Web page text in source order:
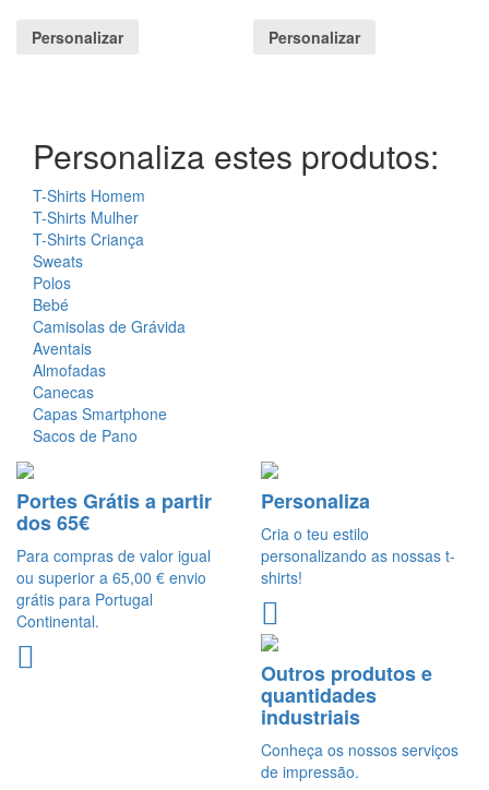
Personalizar Personalizar
Personaliza estes produtos:
T-Shirts Homem
T-Shirts Mulher
T-Shirts Criança
Sweats
Polos
Bebé
Camisolas de Grávida
Aventais
Almofadas
Canecas
Capas Smartphone
Sacos de Pano
Portes Grátis a partir
dos 65€
Para compras de valor igual
ou superior a 65,00 € envio
grátis para Portugal
Continental.
Personaliza
Cria o teu estilo
personalizando as nossas t-
shirts!
Outros produtos e
quantidades
industriais
Conheça os nossos serviços
de impressão.